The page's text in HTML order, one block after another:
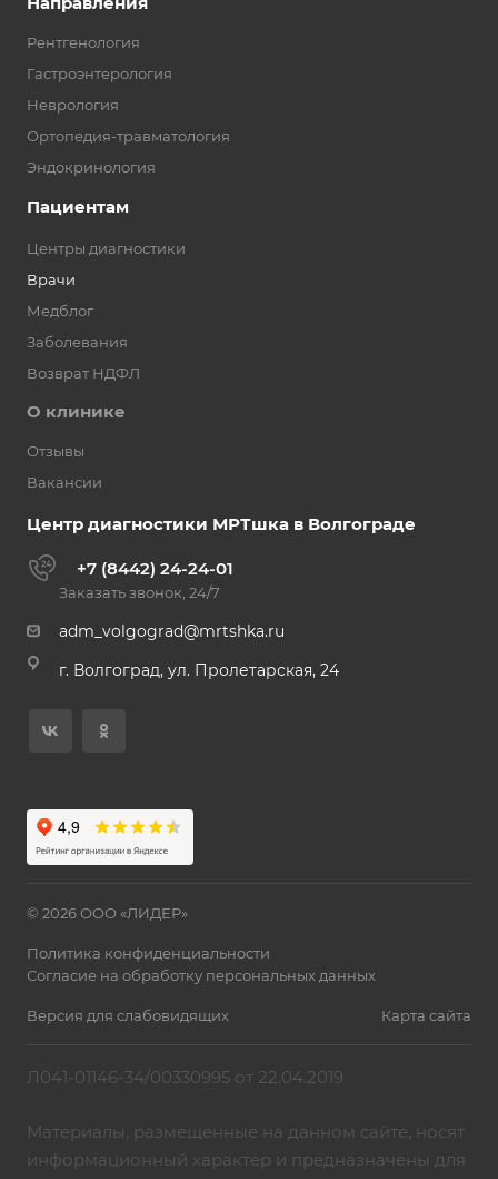
Рентгенология
Гастроэнтерология
Неврология
Ортопедия-травматология
Эндокринология
Пациентам
Центры диагностики
Врачи
Медблог
Заболевания
Возврат НДФЛ
О клинике
Отзывы
Вакансии
Центр диагностики МРТшка в Волгограде
+7 (8442) 24-24-01
Заказать звонок, 24/7
adm_volgograd@mrtshka.ru
г. Волгоград, ул. Пролетарская, 24
© 2026 ООО «ЛИДЕР»
Политика конфиденциальности
Согласие на обработку персональных данных
Версия для слабовидящих Карта сайта
Л041-01146-34/00330995 от 22.04.2019
Материалы, размещенные на данном сайте, носят
информационный характер и предназначены для